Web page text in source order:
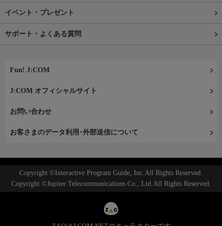
イベント・プレゼント
サポート・よくある質問
Fun! J:COM
J:COM オフィシャルサイト
お問い合わせ
お客さまのデータ利用･外部送信について
Copyright ©Interactive Program Guide, Inc.All Rights Reserved.
Copyright ©Jupiter Telecommunications Co., Ltd.All Rights Reserved.